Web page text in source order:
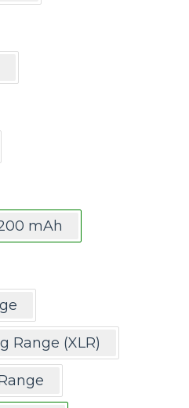
mAh
Range (XLR)